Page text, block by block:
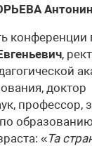
конференции
,
доктор
профессор,
«Та